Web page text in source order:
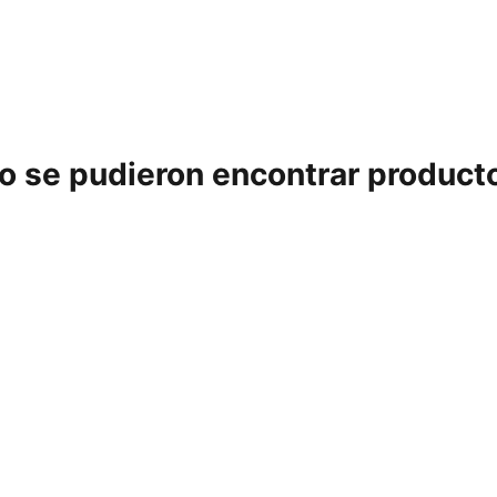
se pudieron encontrar